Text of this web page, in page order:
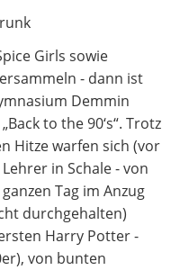
Girls sowie
- dann ist
Demmin
to the 90‘s“. Trotz
Hitze warfen sich (vor
in Schale - von
Tag im Anzug
durchgehalten)
Harry Potter -
von bunten